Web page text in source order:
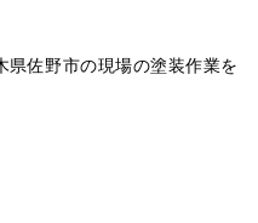
佐野市の現場の塗装作業を